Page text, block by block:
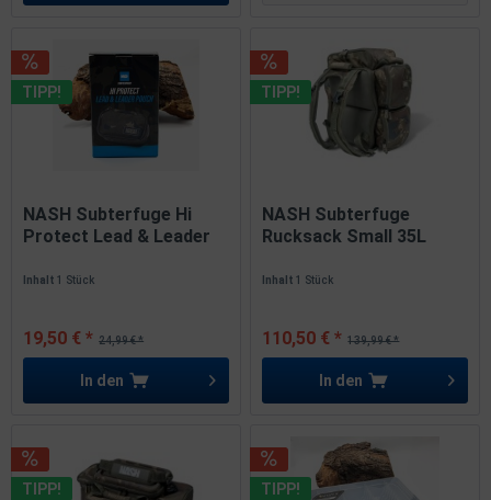
TIPP!
NASH Subterfuge Hi
Protect Lead & Leader
Inhalt1 Stück
24,99 € *
19,50 € *
In den
TIPP!
NASH Subterfuge
Rucksack Small 35L
Inhalt1 Stück
139,99 € *
110,50 € *
In den
TIPP! TIPP!